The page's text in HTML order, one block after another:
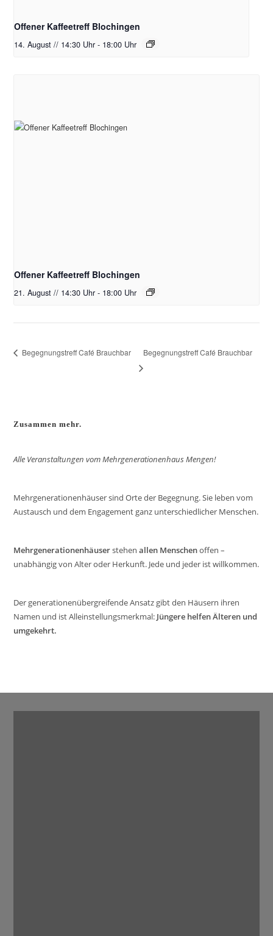
Offener Kaffeetreff Blochingen
14. August // 14:30 Uhr - 18:00 Uhr
Offener Kaffeetreff Blochingen
21. August // 14:30 Uhr - 18:00 Uhr
Begegnungstreff Café Brauchbar Begegnungstreff Café Brauchbar
Zusammen mehr.
Alle Veranstaltungen vom Mehrgenerationenhaus Mengen!
Mehrgenerationenhäuser sind Orte der Begegnung. Sie leben vom
Austausch und dem Engagement ganz unterschiedlicher Menschen.
Mehrgenerationenhäuserstehenallen Menschenoffen –
unabhängig von Alter oder Herkunft. Jede und jeder ist willkommen.
Der generationenübergreifende Ansatz gibt den Häusern ihren
Namen und ist Alleinstellungsmerkmal: Jüngere helfen Älteren und
umgekehrt.